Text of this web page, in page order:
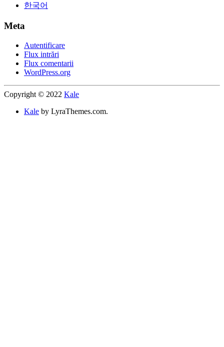
한국어
Meta
Autentificare
Flux intrări
Flux comentarii
WordPress.org
Copyright © 2022 Kale
Kale by LyraThemes.com.